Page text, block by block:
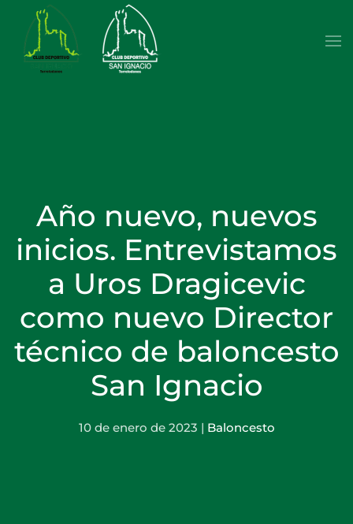
Skip to main content
Año nuevo, nuevos
inicios. Entrevistamos
a Uros Dragicevic
como nuevo Director
técnico de baloncesto
San Ignacio
10 de enero de 2023 | Baloncesto